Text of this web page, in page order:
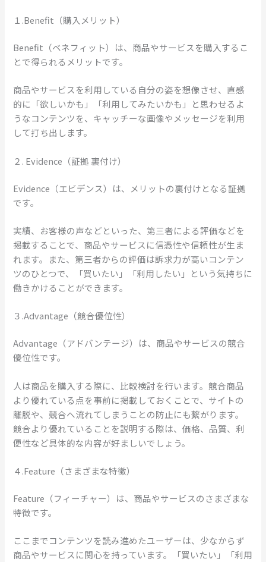
１.Benefit（購入メリット）
Benefit（ベネフィット）は、商品やサービスを購入するこ
とで得られるメリットです。
商品やサービスを利用している自分の姿を想像させ、直感
的に「欲しいかも」「利用してみたいかも」と思わせるよ
うなコンテンツを、キャッチーな画像やメッセージを利用
して打ち出します。
２. Evidence（証拠 裏付け）
Evidence（エビデンス）は、メリットの裏付けとなる証拠
です。
実績、お客様の声などといった、第三者による評価などを
掲載することで、商品やサービスに信憑性や信頼性が生ま
れます。また、第三者からの評価は訴求力が高いコンテン
ツのひとつで、「買いたい」「利用したい」という気持ちに
働きかけることができます。
３.Advantage（競合優位性）
Advantage（アドバンテージ）は、商品やサービスの競合
優位性です。
人は商品を購入する際に、比較検討を行います。競合商品
より優れている点を事前に掲載しておくことで、サイトの
離脱や、競合へ流れてしまうことの防止にも繋がります。
競合より優れていることを説明する際は、価格、品質、利
便性など具体的な内容が好ましいでしょう。
４.Feature（さまざまな特徴）
Feature（フィーチャー）は、商品やサービスのさまざまな
特徴です。
ここまでコンテンツを読み進めたユーザーは、少なからず
商品やサービスに関心を持っています。「買いたい」「利用